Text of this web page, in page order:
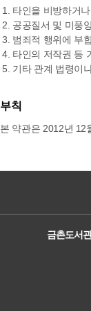
타인을 비방하거
공공질서 및 미풍
범죄적 행위에 부
타인의 저작권 등
기타 관계 법령이
부칙
본 약관은 2012년 12
금촌도서관